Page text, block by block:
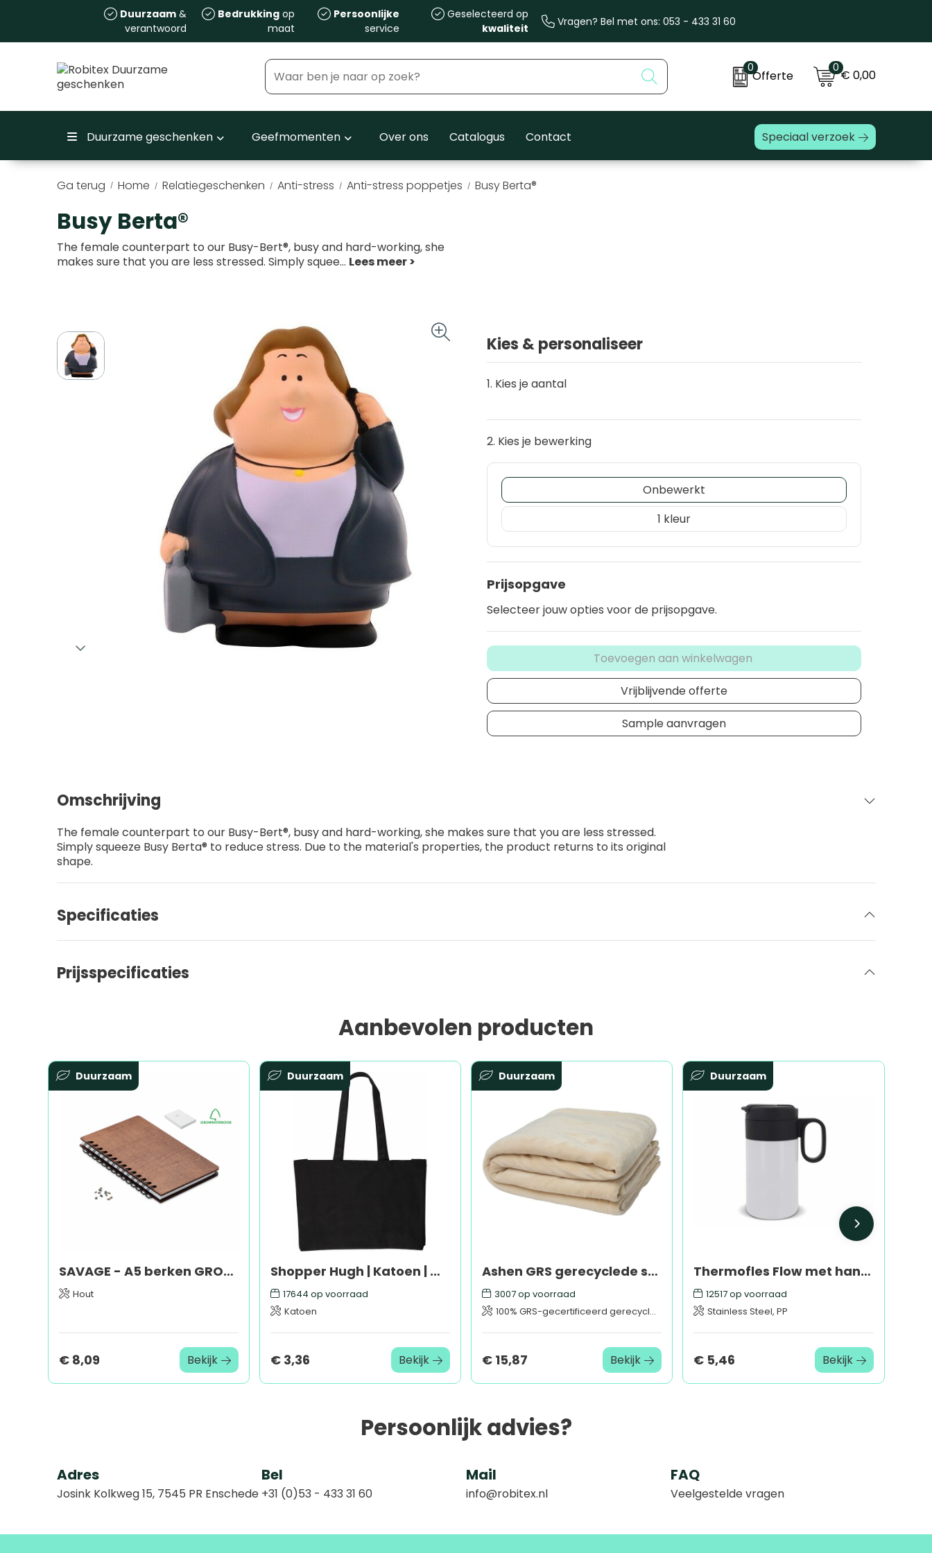
Duurzaam&
verantwoord
Bedrukkingop
maat
Persoonlijke
service
Geselecteerd op
kwaliteit
Vragen? Bel met ons: 053 - 433 31 60
0
Offerte
0€ 0,00
Duurzame geschenken Geefmomenten Over ons Catalogus Contact Speciaal verzoek
Ga terug / Home Relatiegeschenken Anti-stress Anti-stress poppetjes Busy Berta®
Busy Berta®
The female counterpart to our Busy-Bert®, busy and hard-working, she
makes sure that you are less stressed. Simply squee...
Kies & personaliseer
1. Kies je aantal
2. Kies je bewerking
Onbewerkt
1
Prijsopgave
Selecteer jouw opties voor de prijsopgave.
Toevoegen aan winkelwagen
Vrijblijvende offerte
Sample aanvragen
Omschrijving
The female counterpart to our Busy-Bert®, busy and hard-working, she makes sure that you are less stressed.
Simply squeeze Busy Berta® to reduce stress. Due to the material's properties, the product returns to its original
shape.
Specificaties
Prijsspecificaties
Aanbevolen producten
Duurzaam
SAVAGE - A5 berken GROWBOOK™
Hout
€ 8,09 Bekijk
Duurzaam
Shopper Hugh | Katoen | OEKO-TEX
17644 op voorraad
Katoen
€ 3,36 Bekijk
Duurzaam
Ashen GRS gerecyclede sherpadeken
3007op voorraad
100% GRS-gecertificeerd gerecycled ABS
€ 15,87 Bekijk
Duurzaam
Thermofles Flow met handvat 250ml
12517op voorraad
Stainless Steel, PP
€ 5,46 Bekijk
Persoonlijk advies?
Adres
Josink Kolkweg 15, 7545 PR Enschede
Bel
+31 (0)53 - 433 31 60
Mail
info@robitex.nl
FAQ
Veelgestelde vragen